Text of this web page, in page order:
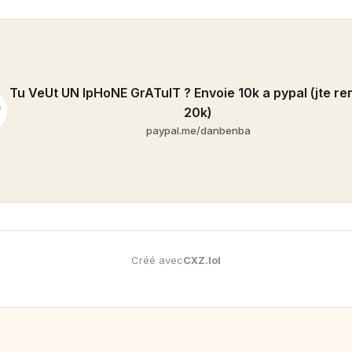
Tu VeUt UN IpHoNE GrATuIT ? Envoie 10k a pypal (jte
20k)
paypal.me/danbenba
Créé avecCXZ.lol